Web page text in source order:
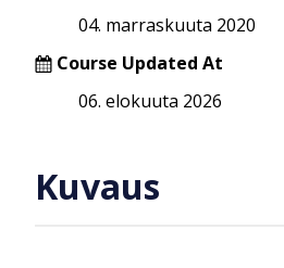
04. marraskuuta 2020
Course Updated At
06. elokuuta 2026
Kuvaus